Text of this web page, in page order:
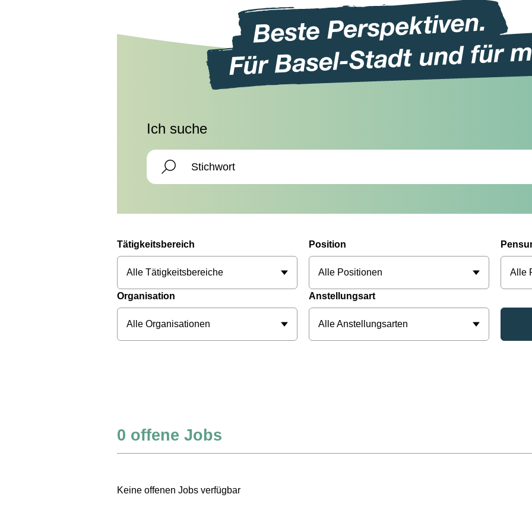
Ich suche
Tätigkeitsbereich
Alle Tätigkeitsbereiche
Position
Alle Positionen Alle
Organisation
Alle Organisationen
Anstellungsart
Alle Anstellungsarten
0 offene Jobs
Keine offenen Jobs verfügbar